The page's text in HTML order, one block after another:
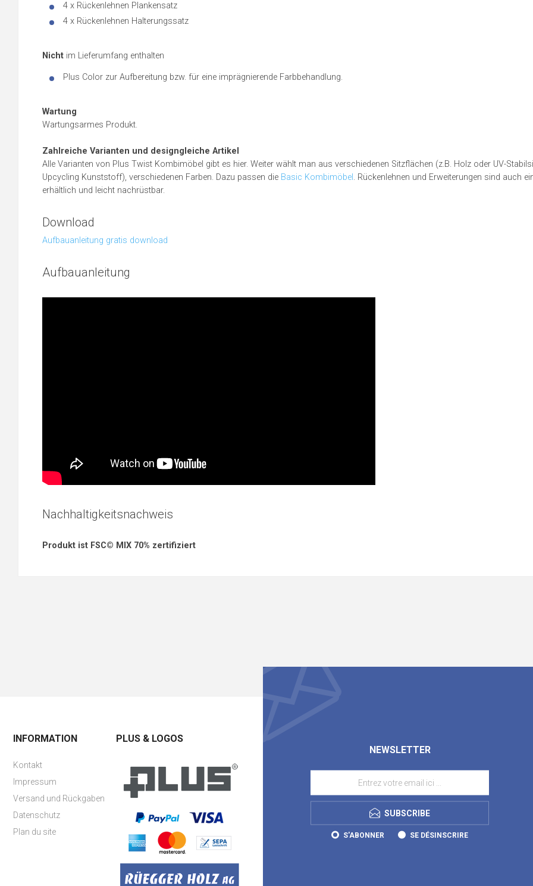
4 x Rückenlehnen Plankensatz
4 x Rückenlehnen Halterungssatz
Nicht im Lieferumfang enthalten
Plus Color zur Aufbereitung bzw. für eine imprägnierende Farbbehandlung.
Wartung
Wartungsarmes Produkt.
Zahlreiche Varianten und designgleiche Artikel
Alle Varianten von Plus Twist Kombimöbel gibt es hier. Weiter wählt man aus verschiedenen Sitzflächen (z.B. Holz oder UV-
Upcycling Kunststoff), verschiedenen Farben. Dazu passen die Basic Kombimöbel . Rückenlehnen und Erweiterungen sind auch
erhältlich und leicht nachrüstbar.
Download
Aufbauanleitung gratis download
Aufbauanleitung
Nachhaltigkeitsnachweis
Produkt ist FSC© MIX 70% zertifiziert
NEWSLETTER
SUBSCRIBE
S'ABONNER SE DÉSINSCRIRE
INFORMATION
Kontakt
Impressum
Versand und Rückgaben
Datenschutz
Plan du site
PLUS & LOGOS